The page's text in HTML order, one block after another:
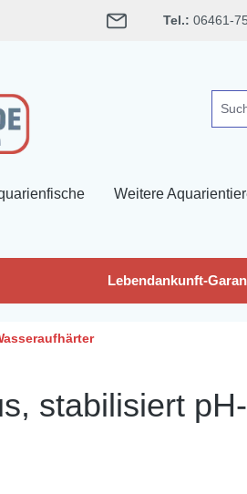
Tel.: 06461-
Weitere
Lebendankunft-
stabilisiert